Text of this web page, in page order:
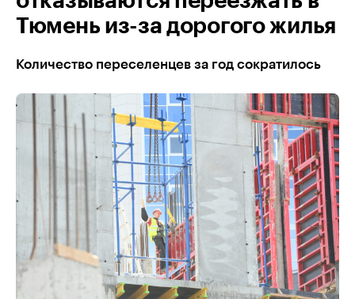
Тюмень из-за дорогого жилья
Количество переселенцев за год сократилось